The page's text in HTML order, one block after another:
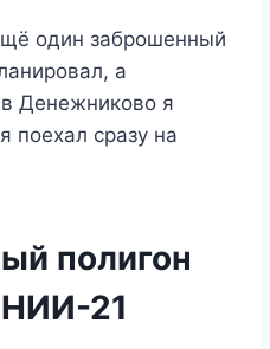
один заброшенный
а
Денежниково я
поехал сразу на
полигон
НИИ-21